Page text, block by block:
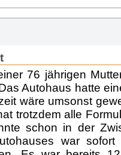
76 jährigen
Autohaus hatte
wäre umsonst
trotzdem alle
schon in der
war sofort